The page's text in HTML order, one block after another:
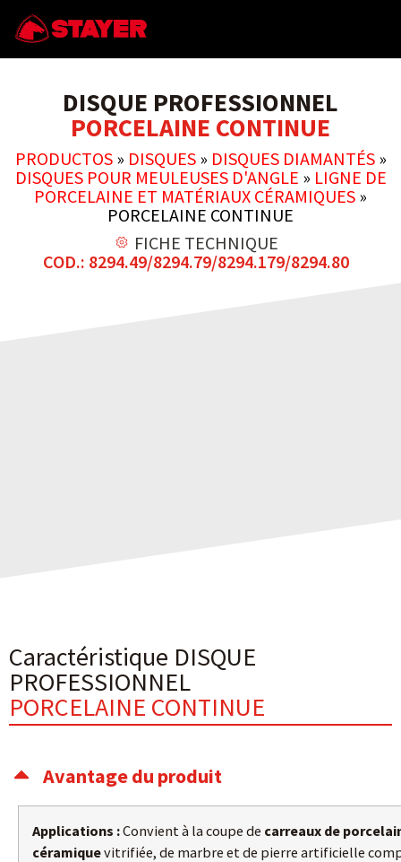
DISQUE PROFESSIONNEL
PORCELAINE CONTINUE
PRODUCTOS» DISQUES» DISQUES DIAMANTÉS»
DISQUES POUR MEULEUSES D'ANGLE » LIGNE DE
PORCELAINE ET MATÉRIAUX CÉRAMIQUES »
PORCELAINE CONTINUE
FICHE TECHNIQUE
COD.: 8294.49/8294.79/8294.179/8294.80
Caractéristique DISQUE
PROFESSIONNEL
PORCELAINE CONTINUE
Avantage du produit
Applications :Convient à la coupe de carreaux de
céramiquevitrifiée, de marbre et de pierre artificielle